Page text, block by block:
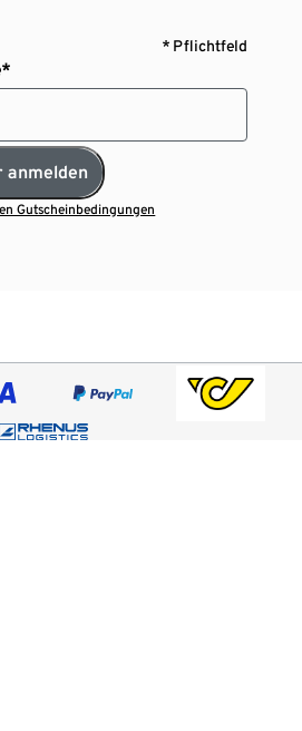
* Pflichtfeld
anmelden
Gutscheinbedingungen